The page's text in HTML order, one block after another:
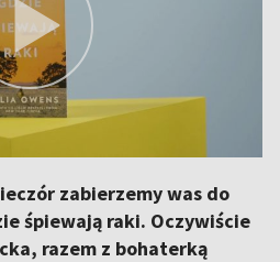
zabierzemy was do
śpiewają raki. Oczywiście
razem z bohaterką